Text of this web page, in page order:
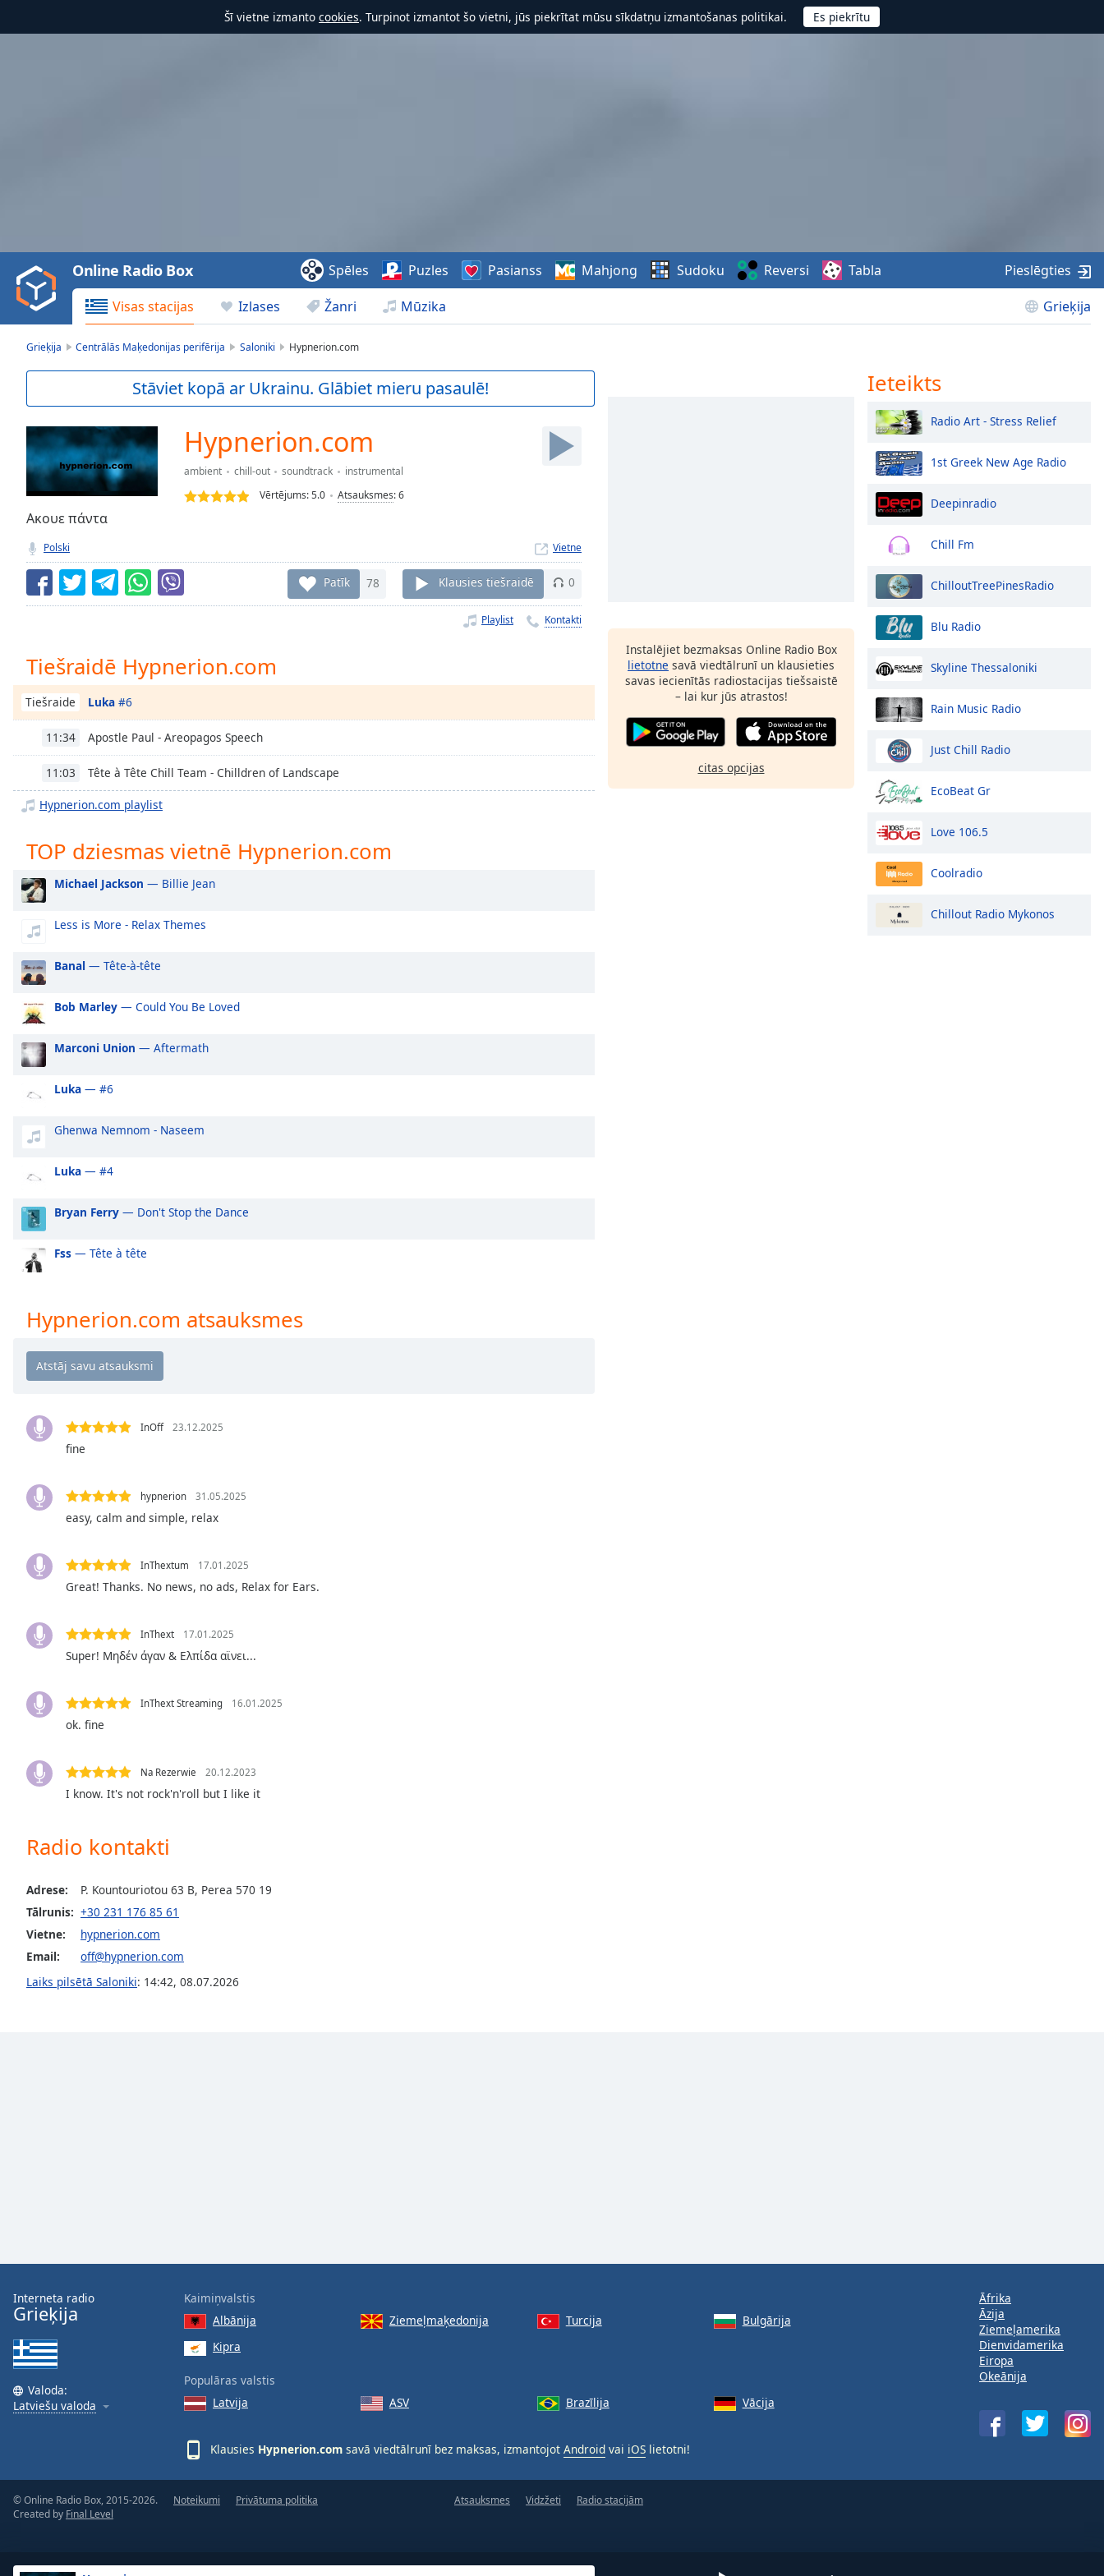
Šī vietne izmanto cookies. Turpinot izmantot šo vietni, jūs piekrītat mūsu sīkdatņu izmantošanas politikai.
Video
Play
Backward
Skip
Current
Duration-:-
Loaded:
0.00%
Stream
TypeLIVE
live,
currently
behind
LIVE
Remaining
Playback
Rate
Chapters
Chapters
Descriptions
off,
Subtitles
subtitles
opens
subtitles
settings
dialog
subtitles
off
Picture
This
modal
Beginning
dialog
window.
cancel
window.
Color
Color
Caption
Color
Opacity
Font
window.
Visas stacijas Izlases Žanri Mūzika Grieķija
Online Radio Box Spēles Puzles Pasianss Mahjong Sudoku Reversi Tabla Pieslēgties
Grieķija Centrālās Maķedonijas perifērija Saloniki Hypnerion.com
Stāviet kopā ar Ukrainu. Glābiet mieru pasaulē!
Hypnerion.com
ambient chill-out soundtrack
instrumental
Vērtējums:5.0 Atsauksmes:6
Ακουε πάντα
Polski Vietne
Patīk 78 Klausies tiešraidē 0
Playlist Kontakti
Tiešraidē Hypnerion.com
Tiešraide Luka #6
11:34 Apostle Paul - Areopagos Speech
11:03 Tête à Tête Chill Team - Chilldren of Landscape
Hypnerion.com playlist
TOP dziesmas vietnē Hypnerion.com
Michael Jackson — Billie Jean
Less is More - Relax Themes
Banal — Tête-à-tête
Bob Marley — Could You Be Loved
Marconi Union — Aftermath
Luka — #6
Ghenwa Nemnom - Naseem
Luka — #4
Bryan Ferry — Don't Stop the Dance
Fss — Tête à tête
Hypnerion.com atsauksmes
InOff 23.12.2025
fine
hypnerion 31.05.2025
easy, calm and simple, relax
InThextum 17.01.2025
Great! Thanks. No news, no ads, Relax for Ears.
InThext 17.01.2025
Super! Μηδέν άγαν & Ελπίδα αϊνει...
InThext Streaming 16.01.2025
ok. fine
Na Rezerwie 20.12.2023
I know. It's not rock'n'roll but I like it
Radio kontakti
Adrese:
P. Kountouriotou 63 B, Perea 570 19
Tālrunis: +30 231 176 85 61
Vietne:
hypnerion.com
Email:
off@hypnerion.com
Laiks pilsētā Saloniki: 14:42, 08.07.2026
Instalējiet bezmaksas Online Radio Box
lietotne savā viedtālrunī un klausieties
savas iecienītās radiostacijas tiešsaistē
– lai kur jūs atrastos!
citas opcijas
Ieteikts
Radio Art - Stress Relief
1st Greek New Age Radio
Deepinradio
Chill Fm
ChilloutTreePinesRadio
Blu Radio
Skyline Thessaloniki
Rain Music Radio
Just Chill Radio
EcoBeat Gr
Love 106.5
Coolradio
Chillout Radio Mykonos
Interneta radio
Grieķija
Valoda:
Latviešu valoda
Kaimiņvalstis
Albānija
Ziemeļmaķedonija Turcija
Bulgārija
Kipra
Populāras valstis
Latvija
ASV Brazīlija Vācija
Klausies Hypnerion.com savā viedtālrunī bez maksas, izmantojot Android vai iOS lietotni!
Āfrika
Āzija
Ziemeļamerika
Dienvidamerika
Eiropa
Okeānija
© Online Radio Box, 2015-2026.
Created by Final Level
Noteikumi Privātuma politika Atsauksmes Vidzžeti Radio stacijām